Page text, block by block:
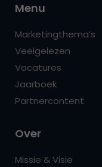
Menu
Marketingthema’s
Veelgelezen
Vacatures
Jaarboek
Partnercontent
Over
Missie & Visie